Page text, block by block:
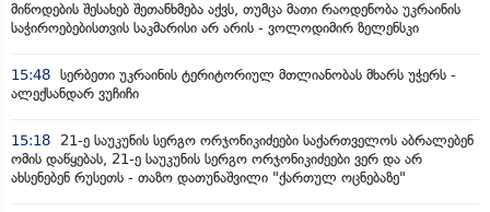
მიწოდების შესახებ შეთანხმება აქვს, თუმცა მათი რაოდენობა უკრაინის
საჭიროებებისთვის საკმარისი არ არის - ვოლოდიმირ ზელენსკი
15:48 სერბეთი უკრაინის ტერიტორიულ მთლიანობას მხარს უჭერს -
ალექსანდარ ვუჩიჩი
15:18
21-ე საუკუნის სერგო ორჯონიკიძეები საქართველოს აბრალებენ
ომის დაწყებას, 21-ე საუკუნის სერგო ორჯონიკიძეები ვერ და არ
ახსენებენ რუსეთს - თაზო დათუნაშვილი "ქართულ ოცნებაზე"